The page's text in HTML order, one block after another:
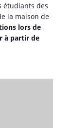
étudiants des
la maison de
lors de
à partir de